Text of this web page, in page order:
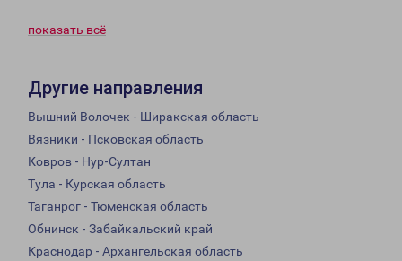
показать всё
Другие направления
Вышний Волочек - Ширакская область
Вязники - Псковская область
Ковров - Нур-Султан
Тула - Курская область
Таганрог - Тюменская область
Обнинск - Забайкальский край
Краснодар - Архангельская область